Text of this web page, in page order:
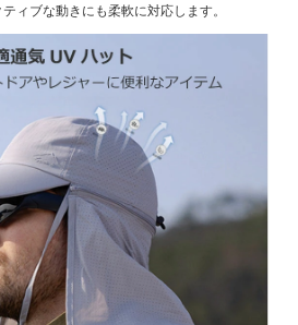
ィブな動きにも柔軟に対応します。